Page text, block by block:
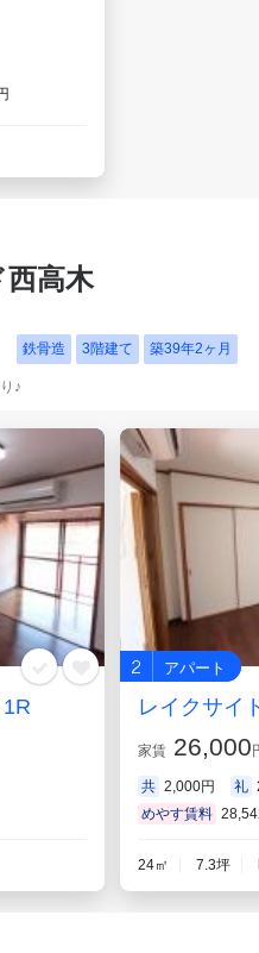
高木
鉄骨造 3階建て 築39年2ヶ月
♪
2 アパート
レイクサイ
家賃 26,000
共 2,000円 礼
めやす賃料
24㎡ 7.3坪